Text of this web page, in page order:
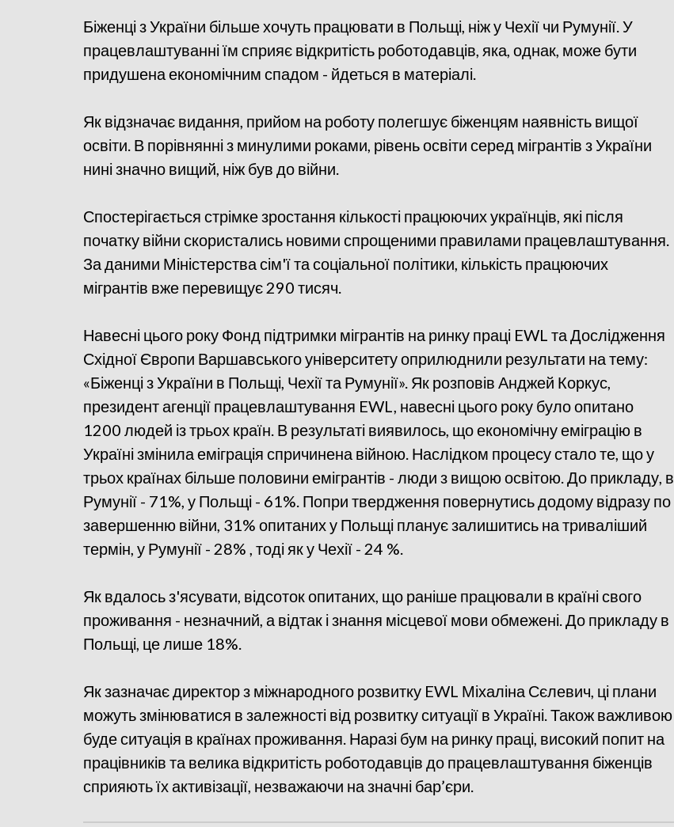
Біженці з України більше хочуть працювати в Польщі, ніж у Чехії чи Румунії. У
працевлаштуванні їм сприяє відкритість роботодавців, яка, однак, може бути
придушена економічним спадом - йдеться в матеріалі.
Як відзначає видання, прийом на роботу полегшує біженцям наявність вищої
освіти. В порівнянні з минулими роками, рівень освіти серед мігрантів з України
нині значно вищий, ніж був до війни.
Спостерігається стрімке зростання кількості працюючих українців, які після
початку війни скористались новими спрощеними правилами працевлаштування.
За даними Міністерства сім'ї та соціальної політики, кількість працюючих
мігрантів вже перевищує 290 тисяч.
Навесні цього року Фонд підтримки мігрантів на ринку праці EWL та Дослідження
Східної Європи Варшавського університету оприлюднили результати на тему:
«Біженці з України в Польщі, Чехії та Румунії». Як розповів Анджей Коркус,
президент агенції працевлаштування EWL, навесні цього року було опитано
1200 людей із трьох країн. В результаті виявилось, що економічну еміграцію в
Україні змінила еміграція спричинена війною. Наслідком процесу стало те, що у
трьох країнах більше половини емігрантів - люди з вищою освітою. До прикладу, в
Румунії - 71%, у Польщі - 61%. Попри твердження повернутись додому відразу по
завершенню війни, 31% опитаних у Польщі планує залишитись на триваліший
термін, у Румунії - 28% , тоді як у Чехії - 24 %.
Як вдалось з'ясувати, відсоток опитаних, що раніше працювали в країні свого
проживання - незначний, а відтак і знання місцевої мови обмежені. До прикладу в
Польщі, це лише 18%.
Як зазначає директор з міжнародного розвитку EWL Міхаліна Сєлевич, ці плани
можуть змінюватися в залежності від розвитку ситуації в Україні. Також важливою
буде ситуація в країнах проживання. Наразі бум на ринку праці, високий попит на
працівників та велика відкритість роботодавців до працевлаштування біженців
сприяють їх активізації, незважаючи на значні бар’єри.